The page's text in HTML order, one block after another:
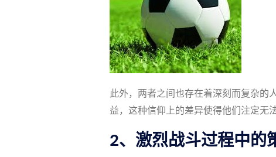
此外，两者之间也存在着深刻而复杂的
益，这种信仰上的差异使得他们注定无
2、激烈战斗过程中的